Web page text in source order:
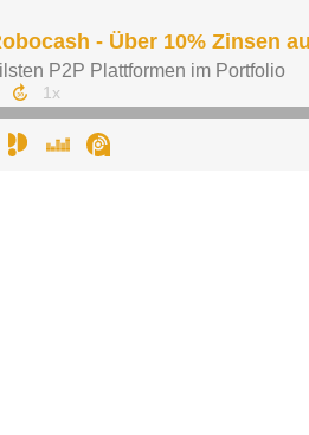
- Über 10% Zinsen
P2P Plattformen im Portfolio